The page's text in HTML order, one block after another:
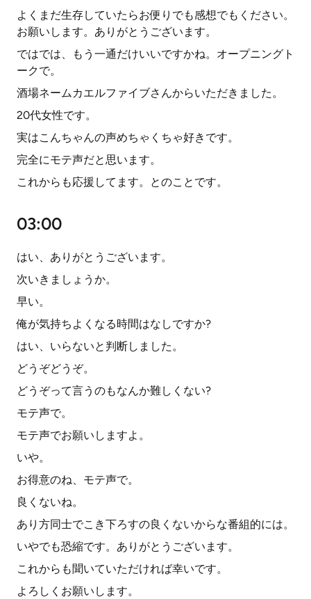
よくまだ生存していたらお便りでも感想でもください。
お願いします。ありがとうございます。
ではでは、もう一通だけいいですかね。オープニングト
ークで。
酒場ネームカエルファイブさんからいただきました。
20代女性です。
実はこんちゃんの声めちゃくちゃ好きです。
完全にモテ声だと思います。
これからも応援してます。とのことです。
03:00
はい、ありがとうございます。
次いきましょうか。
早い。
俺が気持ちよくなる時間はなしですか?
はい、いらないと判断しました。
どうぞどうぞ。
どうぞって言うのもなんか難しくない?
モテ声で。
モテ声でお願いしますよ。
いや。
お得意のね、モテ声で。
良くないね。
あり方同士でこき下ろすの良くないからな番組的には。
いやでも恐縮です。ありがとうございます。
これからも聞いていただければ幸いです。
よろしくお願いします。